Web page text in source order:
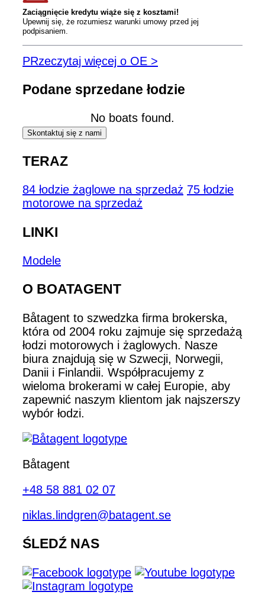
Zaciągnięcie kredytu wiąże się z kosztami!
Upewnij się, że rozumiesz warunki umowy przed jej
podpisaniem.
PRzeczytaj więcej o OE >
Podane sprzedane łodzie
No boats found.
Skontaktuj się z nami
TERAZ
84 łodzie żaglowe na sprzedaż 75 łodzie
motorowe na sprzedaż
LINKI
Modele
O BOATAGENT
Båtagent to szwedzka firma brokerska,
która od 2004 roku zajmuje się sprzedażą
łodzi motorowych i żaglowych. Nasze
biura znajdują się w Szwecji, Norwegii,
Danii i Finlandii. Współpracujemy z
wieloma brokerami w całej Europie, aby
zapewnić naszym klientom jak najszerszy
wybór łodzi.
Båtagent
+48 58 881 02 07
niklas.lindgren@batagent.se
ŚLEDŹ NAS